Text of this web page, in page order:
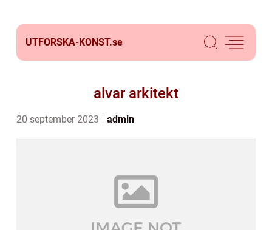
UTFORSKA-KONST.se
alvar arkitekt
20 september 2023 admin